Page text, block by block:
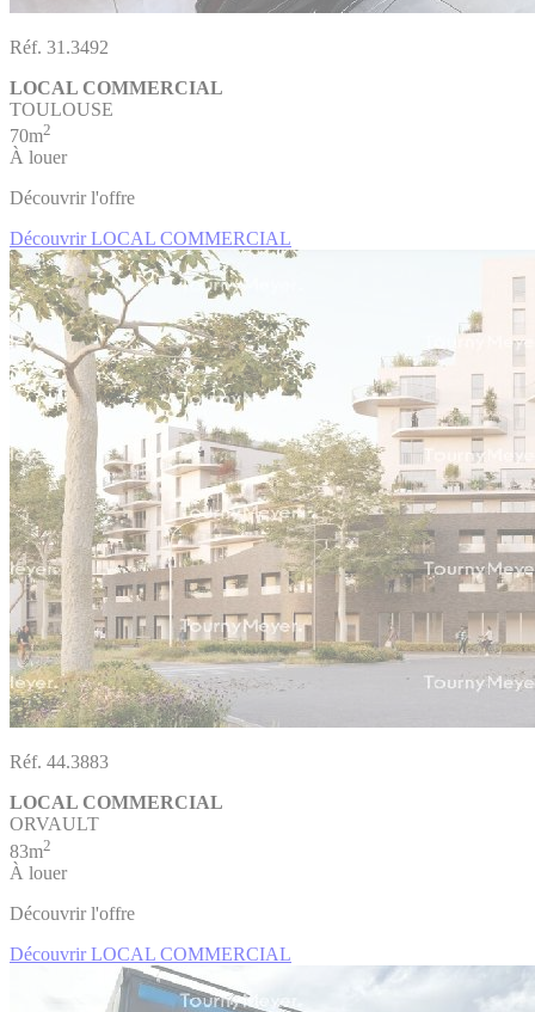
Réf. 31.3492
LOCAL COMMERCIAL
TOULOUSE
70m2
À louer
Découvrir l'offre
Découvrir LOCAL COMMERCIAL
Réf. 44.3883
LOCAL COMMERCIAL
ORVAULT
83m2
À louer
Découvrir l'offre
Découvrir LOCAL COMMERCIAL